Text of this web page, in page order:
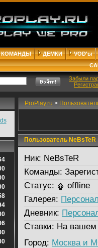
КОМАНДЫ ДЕМКИ
VOD'ы
Забыли
ProPlay.ru >
Пользователь NeBsTeR
Ник: NeBsTeR
Команды:
Статус:
offline
Галерея:
Дневник:
Ставки: На вашем
Город: Москва и